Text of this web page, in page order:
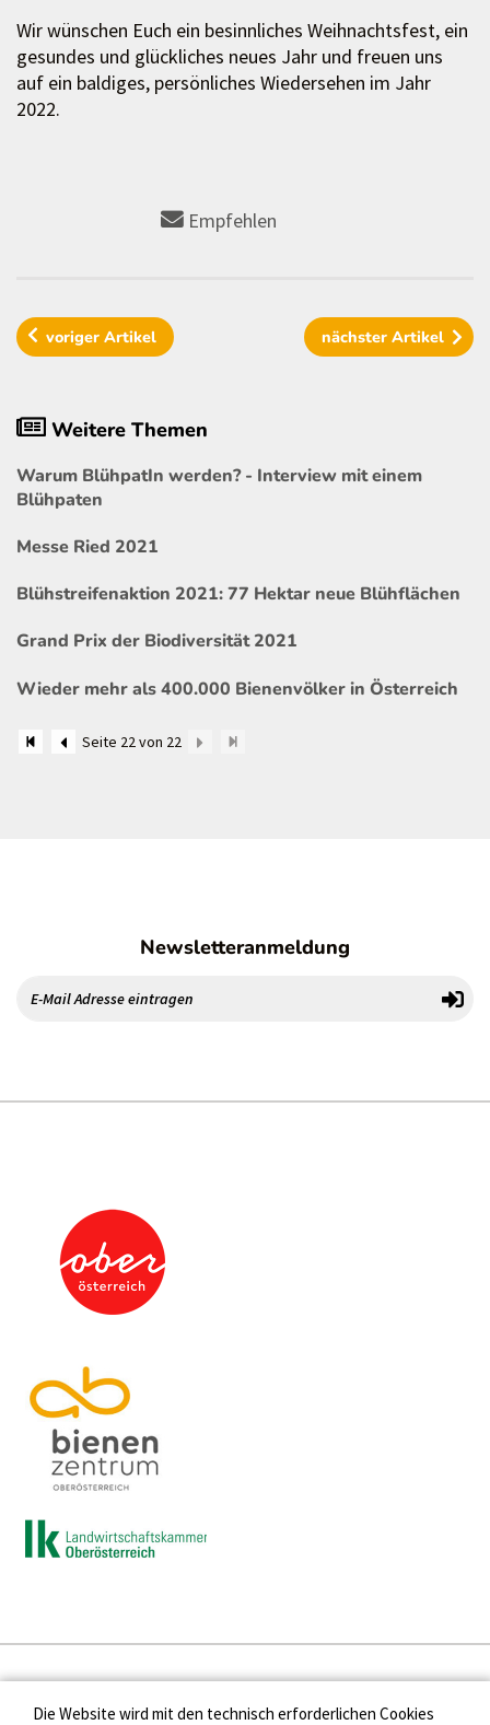
Wir wünschen Euch ein besinnliches Weihnachtsfest, ein
gesundes und glückliches neues Jahr und freuen uns
auf ein baldiges, persönliches Wiedersehen im Jahr
2022.
Empfehlen
vorigerArtikel nächster Artikel
Weitere Themen
Warum BlühpatIn werden? - Interview mit einem
Blühpaten
Messe Ried 2021
Blühstreifenaktion 2021: 77 Hektar neue Blühflächen
Grand Prix der Biodiversität 2021
Wieder mehr als 400.000 Bienenvölker in Österreich
Seite 22 von 22
Newsletteranmeldung
Presse
Die Website wird mit den technisch erforderlichen Cookies